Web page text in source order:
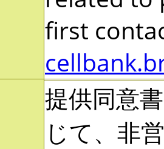
first
提供同意
じて、非